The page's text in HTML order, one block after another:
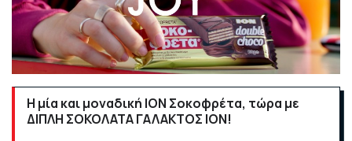
Η μία και μοναδική ION Σοκοφρέτα, τώρα με
ΔΙΠΛΗ ΣΟΚΟΛΑΤΑ ΓΑΛΑΚΤΟΣ ΙΟΝ!